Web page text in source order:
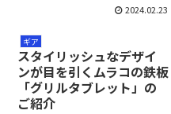
2024.02.23
ギア
スタイリッシュなデザイ
ンが目を引くムラコの鉄板
「グリルタブレット」の
ご紹介